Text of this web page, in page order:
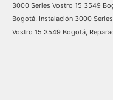
3000 Series Vostro 15 3549
Bogotá, Instalación 3000
Vostro 15 3549 Bogotá,